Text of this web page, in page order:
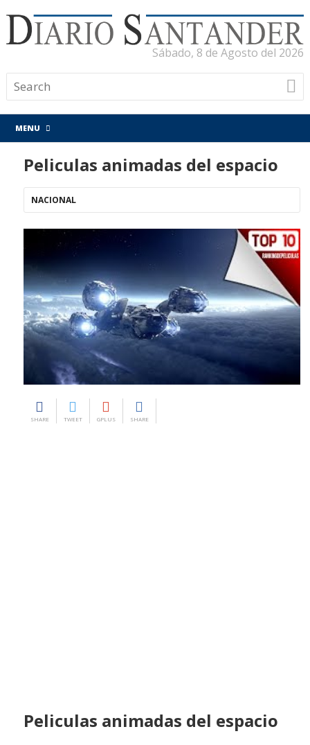
Sábado, 8 de Agosto del 2026
MENU
Peliculas animadas del espacio
NACIONAL
SHARE TWEET GPLUS SHARE
Peliculas animadas del espacio